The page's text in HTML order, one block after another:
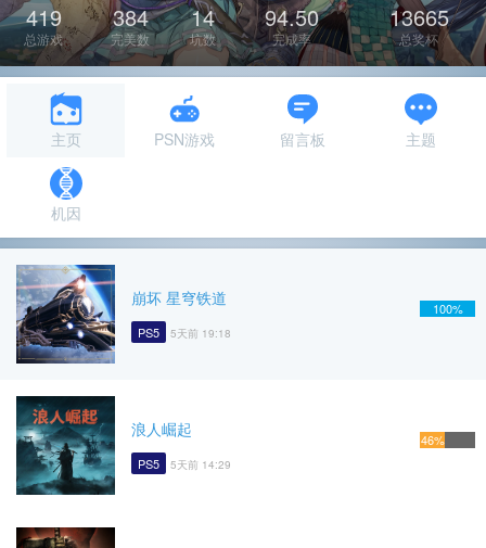
419
总游戏
384
完美数
14
坑数
94.50
完成率
13665
总奖杯
主页 PSN游戏 留言板 主题
机因
崩坏 星穹铁道
PS5 5天前 19:18
100%
浪人崛起
PS5 5天前 14:29
46%